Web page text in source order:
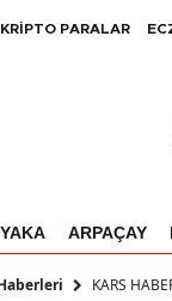
KRİPTO PARALAR
ARPAÇAY
KARS